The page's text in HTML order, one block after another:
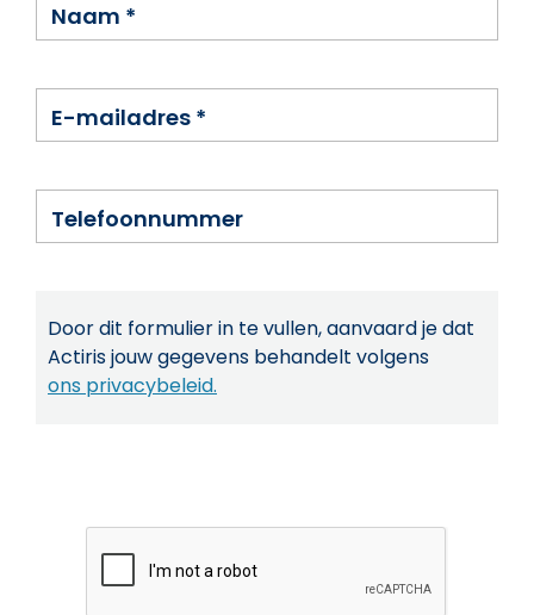
Naam *
E-mailadres *
Telefoonnummer
Door dit formulier in te vullen, aanvaard je dat
Actiris jouw gegevens behandelt volgens
ons privacybeleid.